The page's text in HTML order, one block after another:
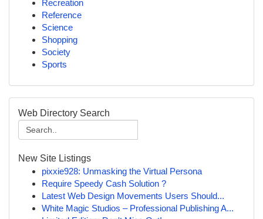
Recreation
Reference
Science
Shopping
Society
Sports
Web Directory Search
New Site Listings
pixxie928: Unmasking the Virtual Persona
Require Speedy Cash Solution ?
Latest Web Design Movements Users Should...
White Magic Studios – Professional Publishing A...